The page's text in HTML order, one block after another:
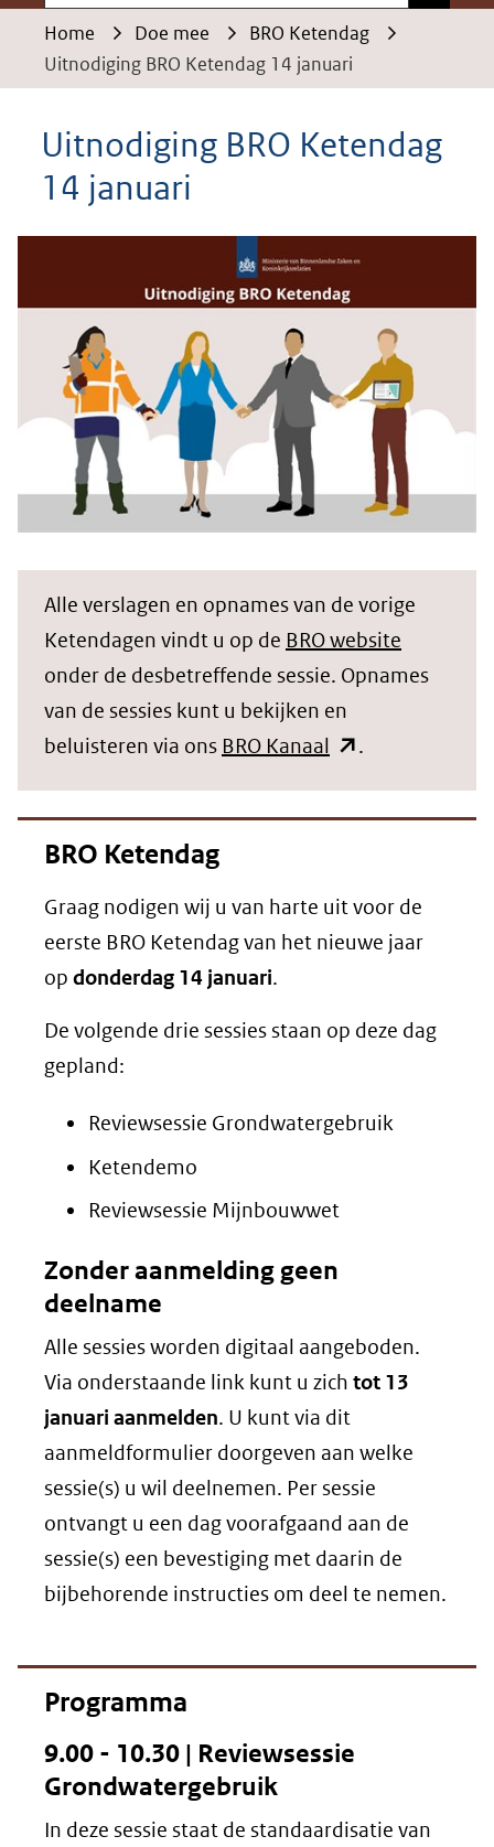
Home Doe mee
BRO Ketendag
Uitnodiging BRO Ketendag 14 januari
Uitnodiging BRO Ketendag
14 januari
Alle verslagen en opnames van de vorige
Ketendagen vindt u op de BRO website
onder de desbetreffende sessie. Opnames
van de sessies kunt u bekijken en
beluisteren via ons BRO Kanaal (opent
nieuw
naar
een
website)
.
BRO Ketendag
Graag nodigen wij u van harte uit voor de
eerste BRO Ketendag van het nieuwe jaar
op donderdag 14 januari.
De volgende drie sessies staan op deze dag
gepland:
Reviewsessie Grondwatergebruik
Ketendemo
Reviewsessie Mijnbouwwet
Zonder aanmelding geen
deelname
Alle sessies worden digitaal aangeboden.
Via onderstaande link kunt u zich tot 13
januari aanmelden. U kunt via dit
aanmeldformulier doorgeven aan welke
sessie(s) u wil deelnemen. Per sessie
ontvangt u een dag voorafgaand aan de
sessie(s) een bevestiging met daarin de
bijbehorende instructies om deel te nemen.
Programma
9.00 - 10.30 | Reviewsessie
Grondwatergebruik
In deze sessie staat de standaardisatie van